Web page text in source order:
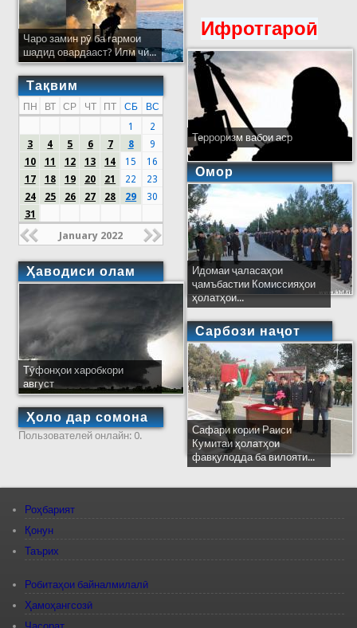
Чаро замин рӯ ба гармои
шадид овардааст? Илм чӣ...
Тақвим
ПН ВТ СР ЧТ ПТ СБ
ВС
1
2
3
4 5 6 7 8
9
10
11 12 13 14 15
16
17
18 19 20 21 22
23
24
25 26 27 28 29
30
31
January 2022
Ҳаводиси олам
Тӯфонҳои харобкори
август
Ҳоло дар сомона
Пользователей онлайн: 0.
Ифротгароӣ
Терроризм вабои аср
Омор
Идомаи ҷаласаҳои
ҷамъбастии Комиссияҳои
ҳолатҳои...
Сарбози наҷот
Сафари кории Раиси
Кумитаи ҳолатҳои
фавқулодда ба вилояти...
Роҳбарият
Қонун
Таърих
Робитаҳои байналмилалӣ
Ҳамоҳангсозӣ